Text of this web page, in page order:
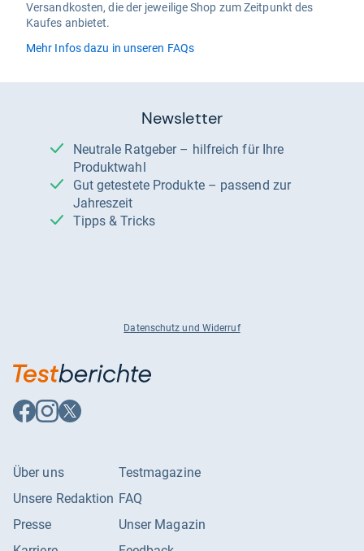
Versandkosten, die der jeweilige Shop zum Zeitpunkt des
Kaufes anbietet.
Mehr Infos dazu in unseren FAQs
Newsletter
Neutrale Ratgeber – hilfreich für Ihre
Produktwahl
Gut getestete Produkte – passend zur
Jahreszeit
Tipps & Tricks
Datenschutz und Widerruf
Auf
Facebook
Auf
Instagram
Auf
X
Über uns
Unsere Redaktion
Presse
Testmagazine
FAQ
Unser Magazin